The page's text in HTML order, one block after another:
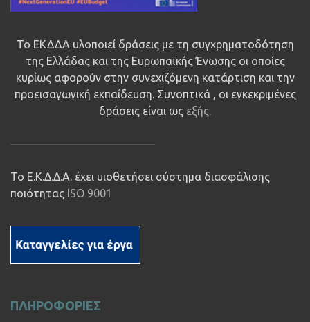
Το ΕΚΔΔΑ υλοποιεί δράσεις με τη συγχρηματοδότηση
της Ελλάδας και της Ευρωπαϊκής Ένωσης οι οποίες
κυρίως αφορούν στην συνεχιζόμενη κατάρτιση και την
προεισαγωγική εκπαίδευση. Συνοπτικά , οι εγκεκριμένες
δράσεις είναι ως εξής.
Το Ε.Κ.Δ.Δ.Α. έχει υιοθετήσει σύστημα διασφάλισης
ποιότητας ISO 9001
ΠΛΗΡΟΦΟΡΙΕΣ